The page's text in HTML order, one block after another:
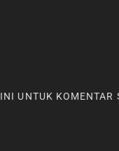
UNTUK KOMENTAR